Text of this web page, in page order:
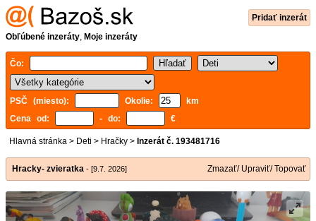
Pridať inzerát
Obľúbené inzeráty, Moje inzeráty
Čo:
PSČ (miesto): Okolie:
km
Cena od:
- do: €
Hlavná stránka > Deti > Hračky > Inzerát č. 193481716
Hracky- zvieratka - [9.7. 2026] Zmazať/ Upraviť/ Topovať